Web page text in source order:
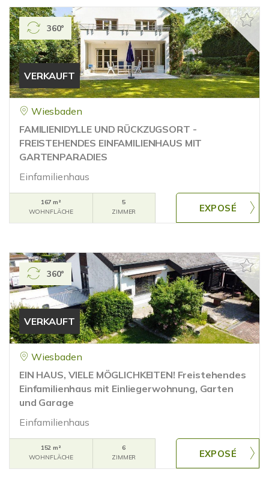
VERKAUFT
360°
Wiesbaden
FAMILIENIDYLLE UND RÜCKZUGSORT -
FREISTEHENDES EINFAMILIENHAUS MIT
GARTENPARADIES
Einfamilienhaus
167 m²
WOHNFLÄCHE
5
ZIMMER
VERKAUFT
360°
Wiesbaden
EIN HAUS, VIELE MÖGLICHKEITEN! Freistehendes
Einfamilienhaus mit Einliegerwohnung, Garten
und Garage
Einfamilienhaus
152 m²
WOHNFLÄCHE
6
ZIMMER